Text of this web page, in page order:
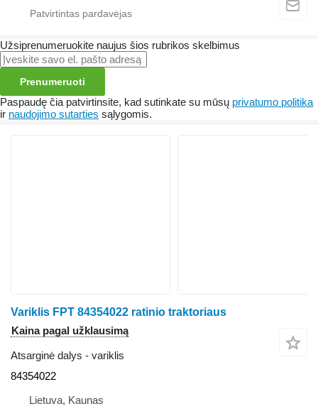
Užsiprenumeruokite naujus šios rubrikos skelbimus
Prenumeruoti
Paspaudę čia patvirtinsite, kad sutinkate su mūsų privatumo politika
ir naudojimo sutarties sąlygomis.
Variklis FPT 84354022 ratinio traktoriaus
Kaina pagal užklausimą
Atsarginė dalys - variklis
84354022
Lietuva, Kaunas